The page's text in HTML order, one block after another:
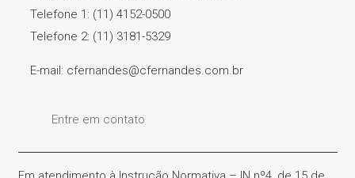
Telefone 1: (11) 4152-0500
Telefone 2: (11) 3181-5329
E-mail: cfernandes@cfernandes.com.br
Entre em contato